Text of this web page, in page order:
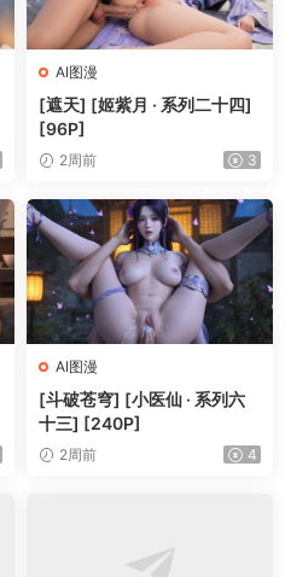
AI图漫
[遮天] [姬紫月 · 系列二十四]
[96P]
2周前 3
AI图漫
[斗破苍穹] [小医仙 · 系列六
十三] [240P]
2周前 4